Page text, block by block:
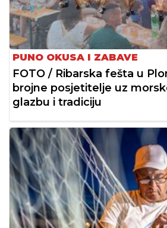
PUNO OKUSA I ZABAVE
FOTO / Ribarska fešta u
brojne posjetitelje uz
glazbu i tradiciju